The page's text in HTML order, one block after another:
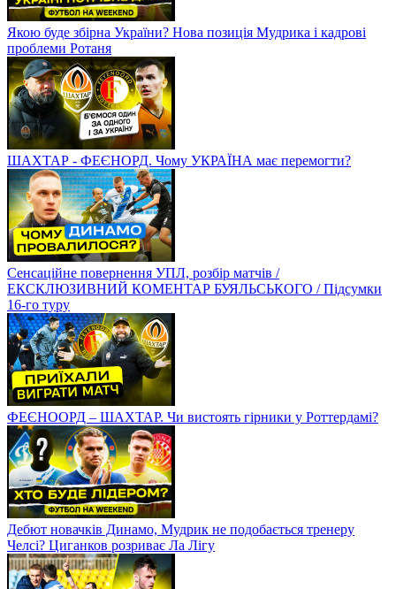
Якою буде збірна України? Нова позиція Мудрика і кадрові
проблеми Ротаня
ШАХТАР - ФЕЄНОРД. Чому УКРАЇНА має перемогти?
Сенсаційне повернення УПЛ, розбір матчів /
ЕКСКЛЮЗИВНИЙ КОМЕНТАР БУЯЛЬСЬКОГО / Підсумки
16-го туру
ФЕЄНООРД – ШАХТАР. Чи вистоять гірники у Роттердамі?
Дебют новачків Динамо, Мудрик не подобається тренеру
Челсі? Циганков розриває Ла Лігу